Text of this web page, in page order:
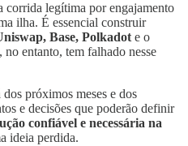
corrida legítima por engajamento
ilha. É essencial construir
Base, Polkadot e o
no entanto, tem falhado nesse
próximos meses e dos
e decisões que poderão definir
confiável e necessária na
ideia perdida.